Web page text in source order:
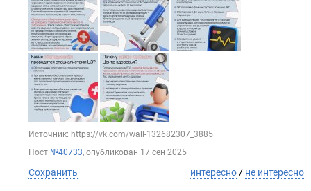
Источник: https://vk.com/wall-132682307_3885
Пост №40733, опубликован 17 сен 2025
Сохранить интересно / не интересно